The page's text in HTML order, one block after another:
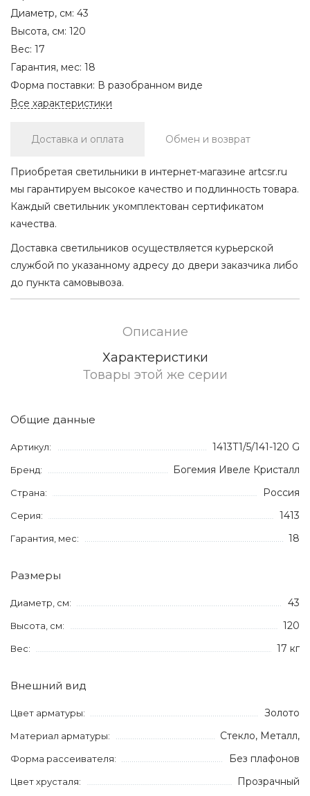
Диаметр, см: 43
Высота, см: 120
Вес: 17
Гарантия, мес: 18
Форма поставки: В разобранном виде
Все характеристики
Доставка и оплата Обмен и возврат
Приобретая светильники в интернет-магазине artcsr.ru
мы гарантируем высокое качество и подлинность товара.
Каждый светильник укомплектован сертификатом
качества.
Доставка светильников осуществляется курьерской
службой по указанному адресу до двери заказчика либо
до пункта самовывоза.
Описание
Характеристики
Товары этой же серии
Общие данные
Артикул: 1413T1/5/141-120 G
Бренд: Богемия Ивеле Кристалл
Страна: Россия
Серия: 1413
Гарантия, мес: 18
Размеры
Диаметр, см: 43
Высота, см: 120
Вес: 17 кг
Внешний вид
Цвет арматуры: Золото
Материал арматуры: Стекло, Металл,
Форма рассеивателя: Без плафонов
Цвет хрусталя: Прозрачный